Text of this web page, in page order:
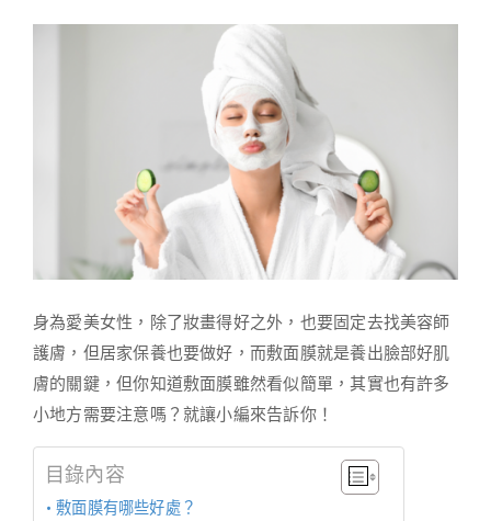
身為愛美女性，除了妝畫得好之外，也要固定去找美容師
護膚，但居家保養也要做好，而敷面膜就是養出臉部好肌
膚的關鍵，但你知道敷面膜雖然看似簡單，其實也有許多
小地方需要注意嗎？就讓小編來告訴你！
目錄內容
敷面膜有哪些好處？